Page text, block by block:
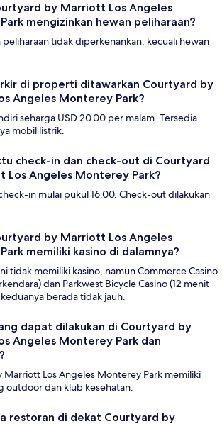
by Marriott Los Angeles
mengizinkan hewan peliharaan?
peliharaan tidak diperkenankan, kecuali hewan
di properti ditawarkan Courtyard by
Angeles Monterey Park?
seharga USD 20.00 per malam. Tersedia
mobil listrik.
check-in dan check-out di Courtyard
Los Angeles Monterey Park?
in mulai pukul 16.00. Check-out dilakukan
by Marriott Los Angeles
memiliki kasino di dalamnya?
tidak memiliki kasino, namun Commerce Casino
dan Parkwest Bicycle Casino (12 menit
berada tidak jauh.
dapat dilakukan di Courtyard by
Angeles Monterey Park dan
Marriott Los Angeles Monterey Park memiliki
outdoor dan klub kesehatan.
restoran di dekat Courtyard by